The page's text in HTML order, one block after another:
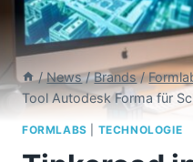
/ News / Brands /
Tool Autodesk Forma für
FORMLABS TECHNOLOGIE